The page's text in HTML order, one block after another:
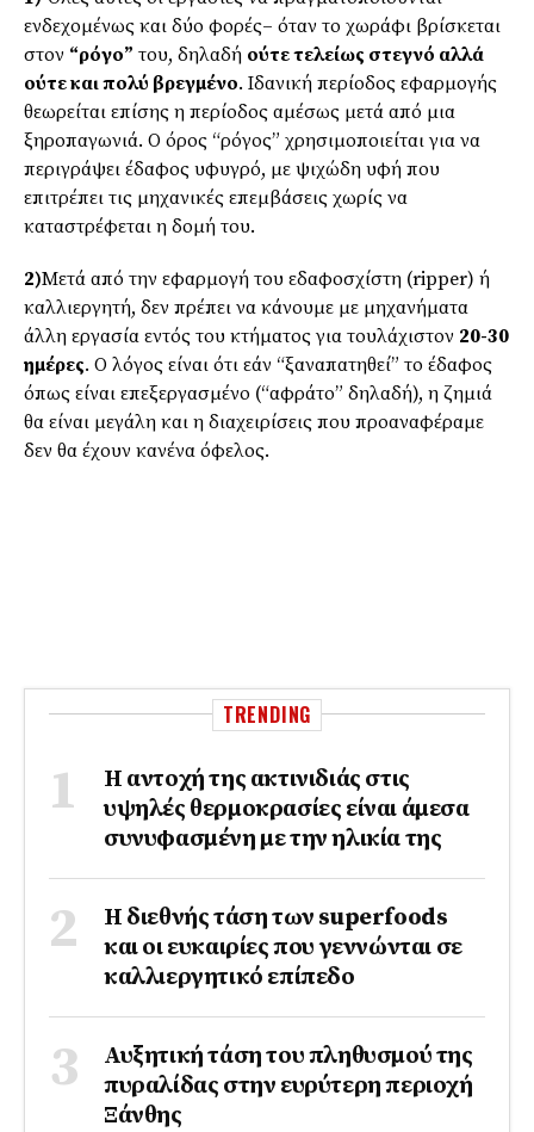
ενδεχομένως και δύο φορές– όταν το χωράφι βρίσκεται
στον “ρόγο” του, δηλαδή ούτε τελείως στεγνό αλλά
ούτε και πολύ βρεγμένο. Ιδανική περίοδος εφαρμογής
θεωρείται επίσης η περίοδος αμέσως μετά από μια
ξηροπαγωνιά. Ο όρος “ρόγος” χρησιμοποιείται για να
περιγράψει έδαφος υφυγρό, με ψιχώδη υφή που
επιτρέπει τις μηχανικές επεμβάσεις χωρίς να
καταστρέφεται η δομή του.
2)Μετά από την εφαρμογή του εδαφοσχίστη (ripper) ή
καλλιεργητή, δεν πρέπει να κάνουμε με μηχανήματα
άλλη εργασία εντός του κτήματος για τουλάχιστον 20-30
ημέρες. Ο λόγος είναι ότι εάν “ξαναπατηθεί” το έδαφος
όπως είναι επεξεργασμένο (“αφράτο” δηλαδή), η ζημιά
θα είναι μεγάλη και η διαχειρίσεις που προαναφέραμε
δεν θα έχουν κανένα όφελος.
TRENDING
Η αντοχή της ακτινιδιάς στις
υψηλές θερμοκρασίες είναι άμεσα
συνυφασμένη με την ηλικία της
Η διεθνής τάση των superfoods
και οι ευκαιρίες που γεννώνται σε
καλλιεργητικό επίπεδο
Αυξητική τάση του πληθυσμού της
πυραλίδας στην ευρύτερη περιοχή
Ξάνθης